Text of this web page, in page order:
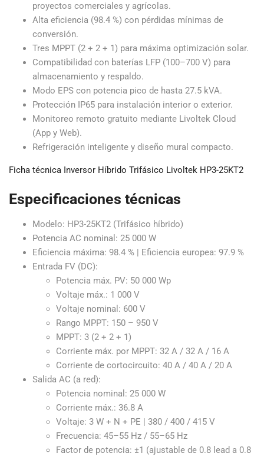
proyectos comerciales y agrícolas.
Alta eficiencia (98.4 %) con pérdidas mínimas de
conversión.
Tres MPPT (2 + 2 + 1) para máxima optimización solar.
Compatibilidad con baterías LFP (100–700 V) para
almacenamiento y respaldo.
Modo EPS con potencia pico de hasta 27.5 kVA.
Protección IP65 para instalación interior o exterior.
Monitoreo remoto gratuito mediante Livoltek Cloud
(App y Web).
Refrigeración inteligente y diseño mural compacto.
Ficha técnica Inversor Híbrido Trifásico Livoltek HP3-25KT2
Especificaciones técnicas
Modelo: HP3-25KT2 (Trifásico híbrido)
Potencia AC nominal: 25 000 W
Eficiencia máxima: 98.4 % | Eficiencia europea: 97.9 %
Entrada FV (DC):
Potencia máx. PV: 50 000 Wp
Voltaje máx.: 1 000 V
Voltaje nominal: 600 V
Rango MPPT: 150 – 950 V
MPPT: 3 (2 + 2 + 1)
Corriente máx. por MPPT: 32 A / 32 A / 16 A
Corriente de cortocircuito: 40 A / 40 A / 20 A
Salida AC (a red):
Potencia nominal: 25 000 W
Corriente máx.: 36.8 A
Voltaje: 3 W + N + PE | 380 / 400 / 415 V
Frecuencia: 45–55 Hz / 55–65 Hz
Factor de potencia: ±1 (ajustable de 0.8 lead a 0.8